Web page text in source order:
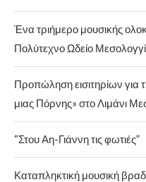
Ένα τριήμερο μουσικής
Πολύτεχνο Ωδείο
Προπώληση εισιτηρίων
μιας Πόρνης» στο Λιμάνι
“Στου Αη-Γιάννη τις φωτιές”
Καταπληκτική μουσική